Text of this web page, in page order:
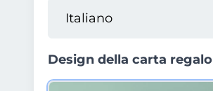
Design della carta regalo